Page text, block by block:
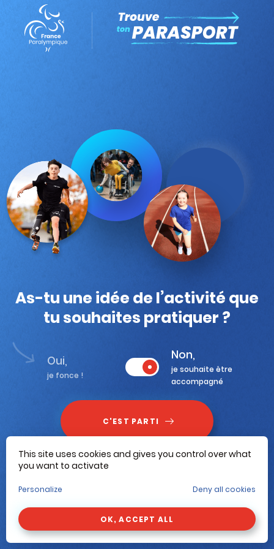
Trouve ton parasport
As-tu une idée de l’activité que
tu souhaites pratiquer ?
Oui,
je fonce !
Non,
je souhaite être
accompagné
C'EST PARTI
CONTRASTE ADésactiver les contrastes élevés
AActiver les contrastes élevés INFOS
This site uses cookies and gives you control over what
you want to activate
Personalize Deny all cookies
OK, ACCEPT ALL